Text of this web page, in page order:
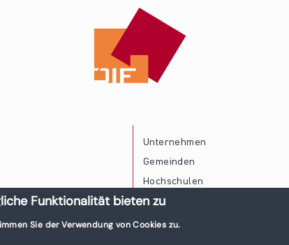
Unternehmen
Gemeinden
Hochschulen
Persönliche Vereinbarkeit
Funktionalität bieten zu
Sie der Verwendung von Cookies zu.